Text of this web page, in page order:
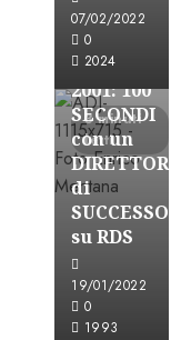
07/02/2022
0
2024
3 minuti
letti
FREE
A-
STORIES-
2001: 100
SECONDI
con un
DIRETTORE
di
SUCCESSO
su RDS
19/01/2022
0
1993
A-Stories